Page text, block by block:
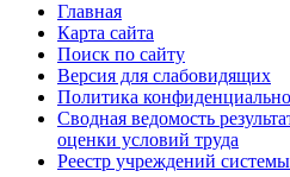
Главная
Карта сайта
Поиск по сайту
Версия для слабовидящих
Политика
Сводная ведомость
оценки условий труда
Реестр учреждений